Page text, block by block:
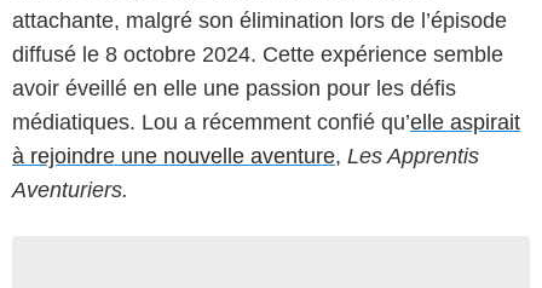
attachante, malgré son élimination lors de l’épisode
diffusé le 8 octobre 2024. Cette expérience semble
avoir éveillé en elle une passion pour les défis
médiatiques. Lou a récemment confié qu’elle aspirait
à rejoindre une nouvelle aventure, Les Apprentis
Aventuriers.